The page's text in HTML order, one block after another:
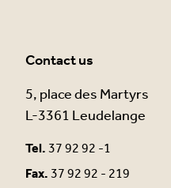
Contact us
5, place des Martyrs
L-3361 Leudelange
Tel.37 92 92 -1
Fax.37 92 92 - 219